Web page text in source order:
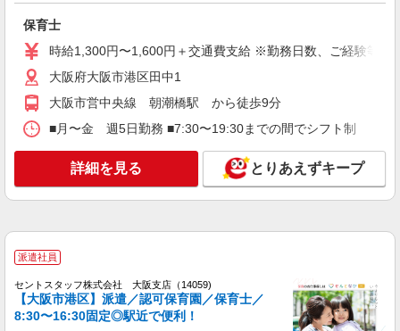
育所など）
派遣社員 紹介予定派遣
ベルサンテスタッフ株式会社 大阪本社
派遣保育士/担任業務なし 土日祝休み フル
タイム 社保完備
［時給］ 1,500円〜1,700円 ・交通費全額支給
（車通勤の場合も駐車場代・ガソリン代は弊社負
担） ・各種保険完備 ・昇給あり ※上記の【時
給】は、原則週30時間以上勤務の場合となりま
大阪府大阪市港区の保育施設 （認可保育園・
認定こども園・幼稚園・小規模保育園・企業内保
派遣社員
株式会社パソナライフケア
【時給1500円・弁天町】定員288名の認可保育
保育士
時給1,300円〜1,600円＋交通費支給 ※勤務日数、ご経験等に
大阪府大阪市港区田中1
大阪市営中央線 朝潮橋駅 から徒歩9分
■月〜金 週5日勤務 ■7:30〜19:30までの間でシフト制 （
詳細を見る とりあえずキープ
派遣社員
セントスタッフ株式会社 大阪支店（14059)
【大阪市港区】派遣／認可保育園／保育士／
8:30〜16:30固定◎駅近で便利！